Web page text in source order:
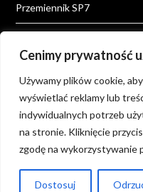
Cenimy prywatność
Używamy plików cookie,
wyświetlać reklamy lub
indywidualnych potrzeb
na stronie. Kliknięcie
zgodę na wykorzystywanie
Dostosuj
Przemiennik SP7
Wiadomości
Wiedza